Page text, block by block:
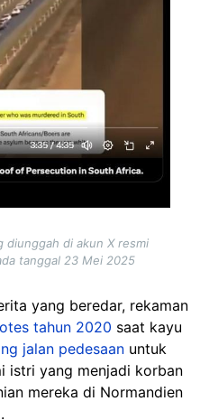
diunggah di akun X resmi
tanggal 23 Mei 2025
yang beredar, rekaman
tahun 2020 saat kayu
jalan pedesaan untuk
istri yang menjadi korban
mereka di Normandien